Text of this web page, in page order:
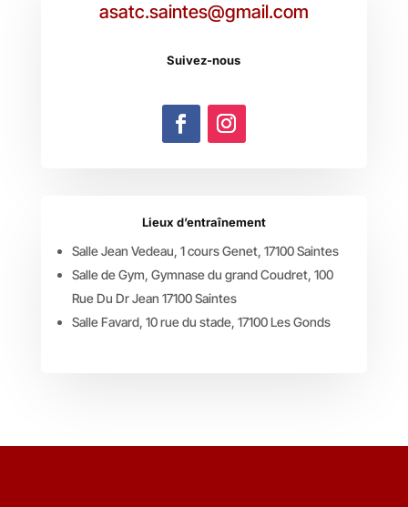
asatc.saintes@gmail.com
Suivez-nous
Lieux d’entraînement
Salle Jean Vedeau, 1 cours Genet, 17100 Saintes
Salle de Gym, Gymnase du grand Coudret, 100
Rue Du Dr Jean 17100 Saintes
Salle Favard, 10 rue du stade, 17100 Les Gonds